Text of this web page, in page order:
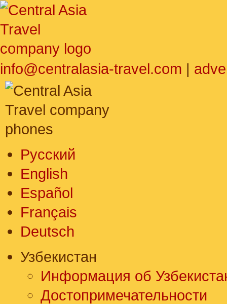
info@centralasia-travel.com |
Русский
English
Español
Français
Deutsch
Узбекистан
Информация об
Достопримечательности